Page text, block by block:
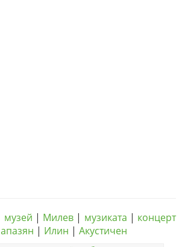
музей | Милев | музиката | концерт
| Илин | Акустичен